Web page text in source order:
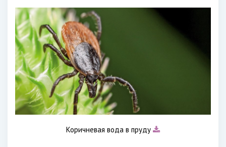
Коричневая вода в пруду